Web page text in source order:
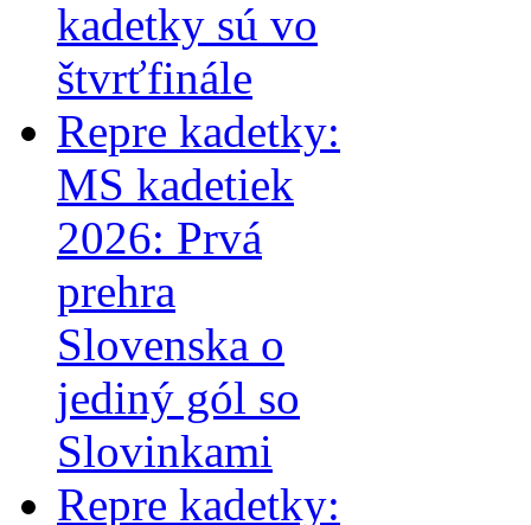
kadetky sú vo
štvrťfinále
Repre kadetky:
MS kadetiek
2026: Prvá
prehra
Slovenska o
jediný gól so
Slovinkami
Repre kadetky: